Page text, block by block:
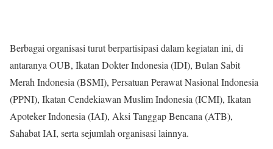
Berbagai organisasi turut berpartisipasi dalam kegiatan ini, di
antaranya OUB, Ikatan Dokter Indonesia (IDI), Bulan Sabit
Merah Indonesia (BSMI), Persatuan Perawat Nasional Indonesia
(PPNI), Ikatan Cendekiawan Muslim Indonesia (ICMI), Ikatan
Apoteker Indonesia (IAI), Aksi Tanggap Bencana (ATB),
Sahabat IAI, serta sejumlah organisasi lainnya.